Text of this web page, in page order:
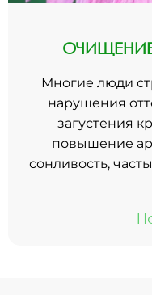
Многие люди
нарушения
загустения
повышение
сонливость,